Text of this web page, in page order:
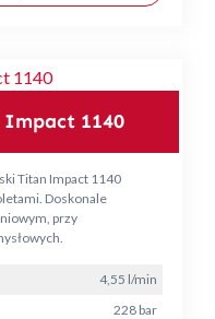
1140
Titan Impact 1140
Doskonale
przy
4,55 l/min
228 bar